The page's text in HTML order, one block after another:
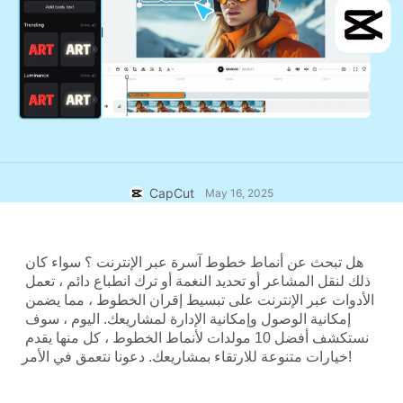
النص والصوت
الشرح التلقائي
قوالب الشروحات
التعرف على الصوت
تحويل النص إلى كلام
تحسين الصوت
تقليل التشويش
التسويق
نمط الحياة ومدونات الفيديو
تصميم مخصص
الموارد
اتجاهات السوق
أفضل الخيارات
القوالب الرائجة والنصائح
Industry templates
Recap templates
مركز الثقة
مركز المساعدة
افتح CapCut
CapCut May 16, 2025
خيارات متنوعة للارتقاء بمشاريعك. دعونا نتعمق في الأمر!